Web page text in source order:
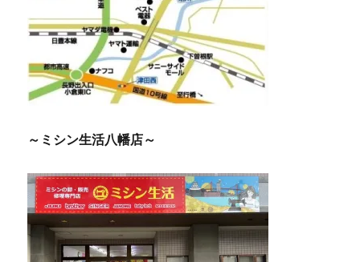
～ミシン生活八幡店～